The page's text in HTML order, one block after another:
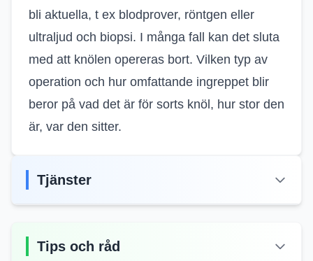
Tjänster
Tips och råd
bli aktuella, t ex blodprover, röntgen eller
ultraljud och biopsi. I många fall kan det sluta
med att knölen opereras bort. Vilken typ av
operation och hur omfattande ingreppet blir
beror på vad det är för sorts knöl, hur stor den
är, var den sitter.